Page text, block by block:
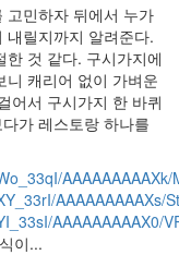
고민하자 뒤에서 누가
내릴지까지 알려준다.
것 같다. 구시가지에
니 캐리어 없이 가벼운
어서 구시가지 한 바퀴
가 레스토랑 하나를
AAAAAAAAAXs/
AAAAAAAAAX0/
이...